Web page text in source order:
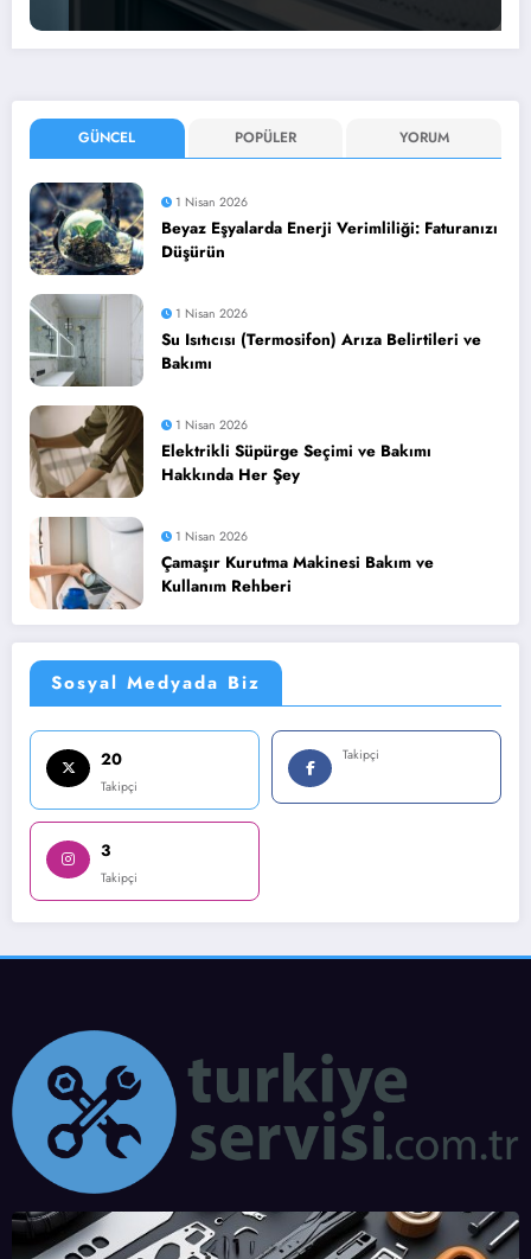
GÜNCEL POPÜLER YORUM
1 Nisan 2026
Beyaz Eşyalarda Enerji Verimliliği: Faturanızı
Düşürün
1 Nisan 2026
Su Isıtıcısı (Termosifon) Arıza Belirtileri ve
Bakımı
1 Nisan 2026
Elektrikli Süpürge Seçimi ve Bakımı
Hakkında Her Şey
1 Nisan 2026
Çamaşır Kurutma Makinesi Bakım ve
Kullanım Rehberi
Sosyal Medyada Biz
20
Takipçi
Takipçi
3
Takipçi